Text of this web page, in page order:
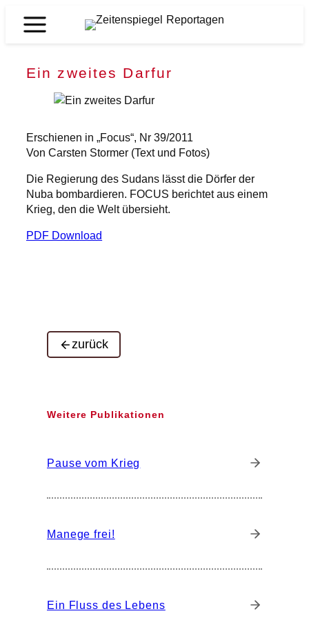
Inhalt
Zeitenspiegel
Ein zweites Darfur
Erschienen in „Focus“, Nr 39/2011
Von Carsten Stormer (Text und Fotos)
Die Regierung des Sudans lässt die Dörfer der
Nuba bombardieren. FOCUS berichtet aus einem
Krieg, den die Welt übersieht.
PDF Download
zurück
Weitere Publikationen
Pause vom Krieg
Manege frei!
Ein Fluss des Lebens